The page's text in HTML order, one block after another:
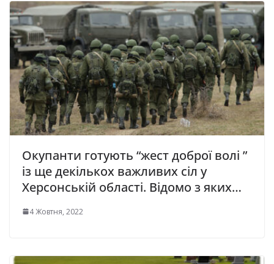
Окупанти готують “жест доброї волі ”
із ще декількох важливих сіл у
Херсонській області. Відомо з яких…
4 Жовтня, 2022